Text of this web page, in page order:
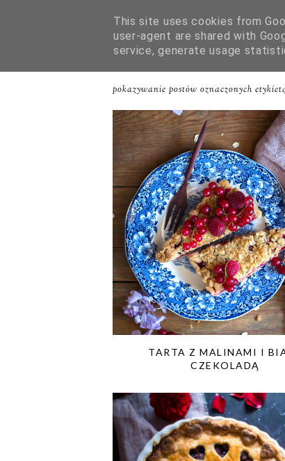
HOME O MNIE
pokazywanie postów oznaczonych
TARTA Z MALINAMI I
CZEKOLADĄ
This site uses cookies from
user-agent are shared with
service, generate usage